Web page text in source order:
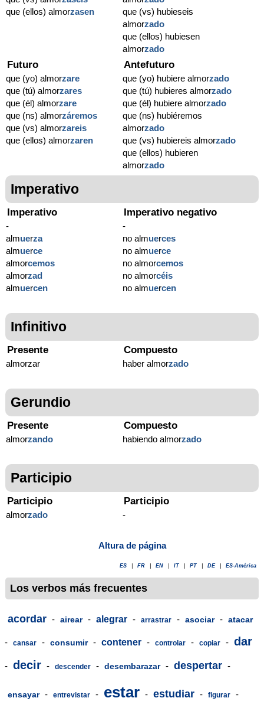
que (ellos) almorzasen
que (vs) hubieseis
almorzado
que (ellos) hubiesen
almorzado
Futuro
que (yo) almorzare
que (tú) almorzares
que (él) almorzare
que (ns) almorzáremos
que (vs) almorzareis
que (ellos) almorzaren
Antefuturo
que (yo) hubiere almorzado
que (tú) hubieres almorzado
que (él) hubiere almorzado
que (ns) hubiéremos
almorzado
que (vs) hubiereis almorzado
que (ellos) hubieren
almorzado
Imperativo
Imperativo
-
almuerza
almuerce
almorcemos
almorzad
almuercen
Imperativo negativo
-
no almuerces
no almuerce
no almorcemos
no almorcéis
no almuercen
Infinitivo
Presente
almorzar
Compuesto
haber almorzado
Gerundio
Presente
almorzando
Compuesto
habiendo almorzado
Participio
Participio
almorzado
Participio
-
Altura de página
ES FR EN IT PT DE ES-América
Los verbos más frecuentes
acordar - airear - alegrar - arrastrar - asociar - atacar
- cansar - consumir - contener - controlar - copiar - dar
- decir - descender - desembarazar - despertar -
ensayar - entrevistar - estar - estudiar - figurar -